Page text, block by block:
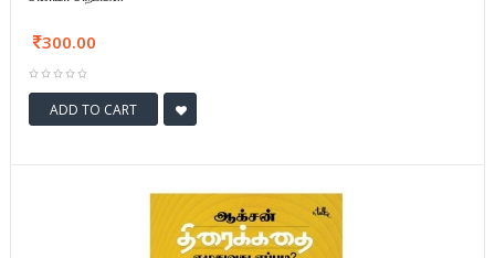
300.00
ADD TO CART